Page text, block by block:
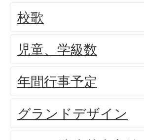
校歌
児童、学級数
年間行事予定
グランドデザイン